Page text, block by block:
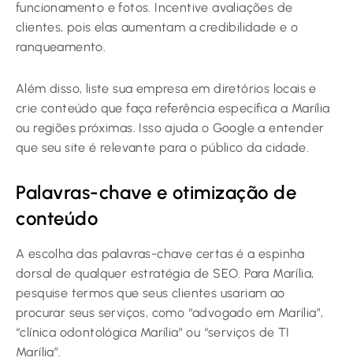
funcionamento e fotos. Incentive avaliações de
clientes, pois elas aumentam a credibilidade e o
ranqueamento.
Além disso, liste sua empresa em diretórios locais e
crie conteúdo que faça referência específica a Marília
ou regiões próximas. Isso ajuda o Google a entender
que seu site é relevante para o público da cidade.
Palavras-chave e otimização de
conteúdo
A escolha das palavras-chave certas é a espinha
dorsal de qualquer estratégia de SEO. Para Marília,
pesquise termos que seus clientes usariam ao
procurar seus serviços, como “advogado em Marília”,
“clínica odontológica Marília” ou “serviços de TI
Marília”.